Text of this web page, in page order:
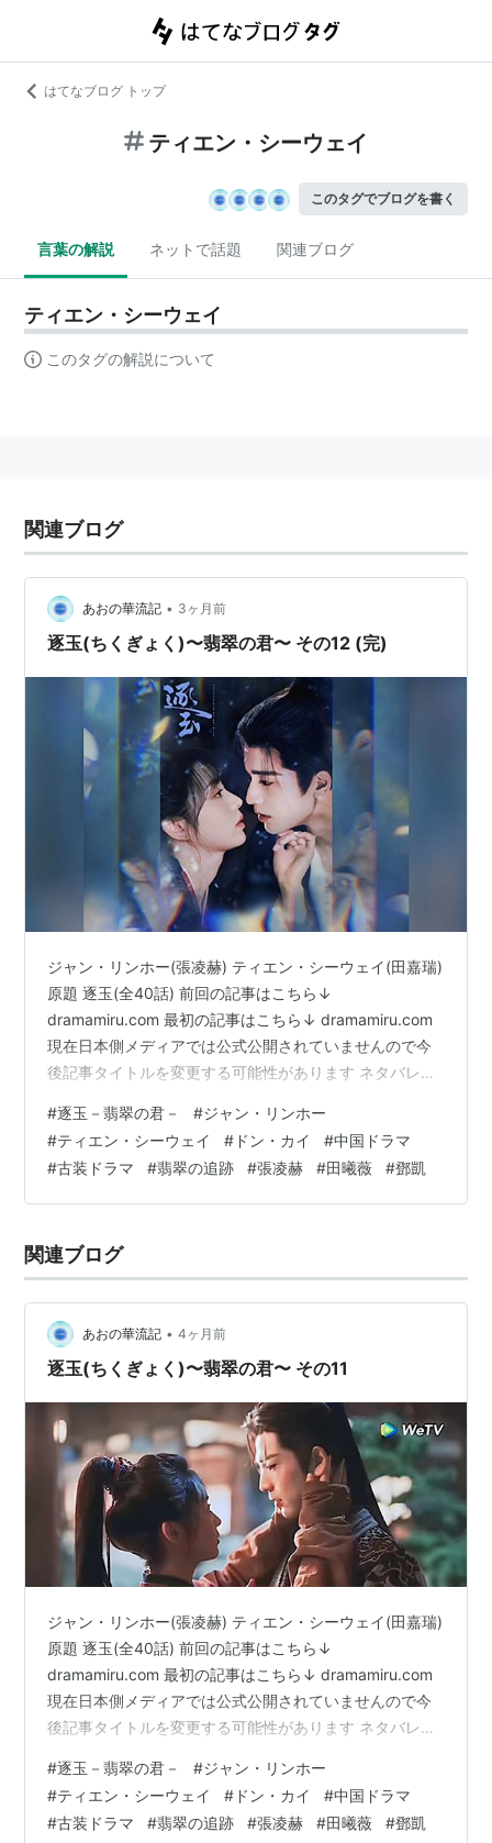
はてなブログ トップ
ティエン・シーウェイ
このタグでブログを書く
言葉の解説 ネットで話題 関連ブログ
ティエン・シーウェイ
このタグの解説について
関連ブログ
あおの華流記 • 3ヶ月前
逐玉(ちくぎょく)〜翡翠の君〜 その12 (完)
ジャン・リンホー(張凌赫) ティエン・シーウェイ(田嘉瑞)
原題 逐玉(全40話) 前回の記事はこちら↓
dramamiru.com 最初の記事はこちら↓ dramamiru.com
現在日本側メディアでは公式公開されていませんので今
後記事タイトルを変更する可能性があります ネタバレな
ラクター生死を含めネタバレＯＫな方のみどうぞ この後
は、宰相に虎符やら出てきた謝征の母親(宰相の妹)の手紙
やら突きつけるんだけど、のらりくらりと言い逃れよう
とする。 ただの悪あがきにしか見えないけど、何しろ本
…
#逐玉－翡翠の君－ #ジャン・リンホー
#ティエン・シーウェイ # ドン・カイ #中国ドラマ
#古装ドラマ #翡翠の追跡 #張凌赫 #田曦薇 #鄧凱
関連ブログ
あおの華流記 • 4ヶ月前
逐玉(ちくぎょく)〜翡翠の君〜 その11
ジャン・リンホー(張凌赫) ティエン・シーウェイ(田嘉瑞)
原題 逐玉(全40話) 前回の記事はこちら↓
dramamiru.com 最初の記事はこちら↓ dramamiru.com
現在日本側メディアでは公式公開されていませんので今
後記事タイトルを変更する可能性があります ネタバレな
ラクター生死を含めネタバレＯＫな方のみどうぞ 謝征の
正式な京入り。 もうずっと前から長玉の周りをうろちょ
ろしてたんですけど(笑) 居なかったことになってるか
#逐玉－翡翠の君－ #ジャン・リンホー
#ティエン・シーウェイ # ドン・カイ #中国ドラマ
#古装ドラマ #翡翠の追跡 #張凌赫 #田曦薇 #鄧凱